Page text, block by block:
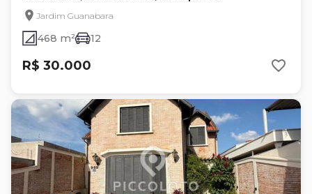
Jardim Guanabara
468 m² 12
R$ 30.000